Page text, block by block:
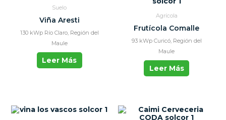
Suelo
Viña Aresti
130 kWp Río Claro, Región del
Maule
Leer Más
Agrícola
Frutícola Comalle
93 kWp Curicó, Región del
Maule
Leer Más